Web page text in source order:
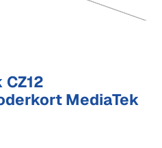
MediaTek